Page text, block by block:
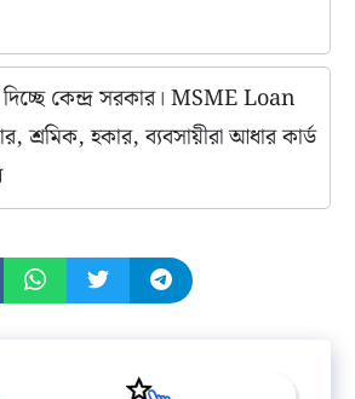
দিচ্ছে কেন্দ্র সরকার। MSME Loan
শ্রমিক, হকার, ব্যবসায়ীরা আধার কার্ড